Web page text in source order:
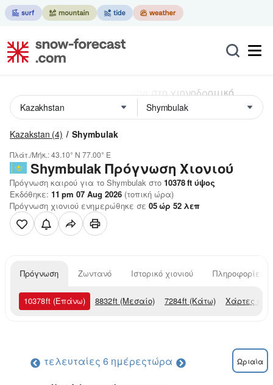
Kazakstan (4) Shymbulak
Πλάτ./Μήκ.:43.10° N 77.00° E
ShymbulakΠρόγνωση Χιονιού
Πρόγνωση καιρού για το Shymbulak στο 10378ft ύψος
Εκδόθηκε: 11 pm 07 Aug 2026 (τοπική ώρα)
Πρόγνωση χιονιού ενημερώθηκε σε 05ώρ 52 λεπ
Πρόγνωση Ζωντανό Ιστορικό χιονιού Πληροφορίες
10378ft (Επάνω) 8832ft (Μεσαίο) 7284ft (Κάτω) Χάρτες
τελευταίες 6 ημέρεςτώρα Ωριαία